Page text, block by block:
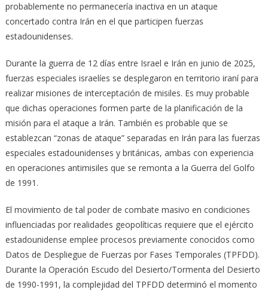
probablemente no permanecería inactiva en un ataque
concertado contra Irán en el que participen fuerzas
estadounidenses.
Durante la guerra de 12 días entre Israel e Irán en junio de 2025,
fuerzas especiales israelíes se desplegaron en territorio iraní para
realizar misiones de interceptación de misiles. Es muy probable
que dichas operaciones formen parte de la planificación de la
misión para el ataque a Irán. También es probable que se
establezcan “zonas de ataque” separadas en Irán para las fuerzas
especiales estadounidenses y británicas, ambas con experiencia
en operaciones antimisiles que se remonta a la Guerra del Golfo
de 1991.
El movimiento de tal poder de combate masivo en condiciones
influenciadas por realidades geopolíticas requiere que el ejército
estadounidense emplee procesos previamente conocidos como
Datos de Despliegue de Fuerzas por Fases Temporales (TPFDD).
Durante la Operación Escudo del Desierto/Tormenta del Desierto
de 1990-1991, la complejidad del TPFDD determinó el momento